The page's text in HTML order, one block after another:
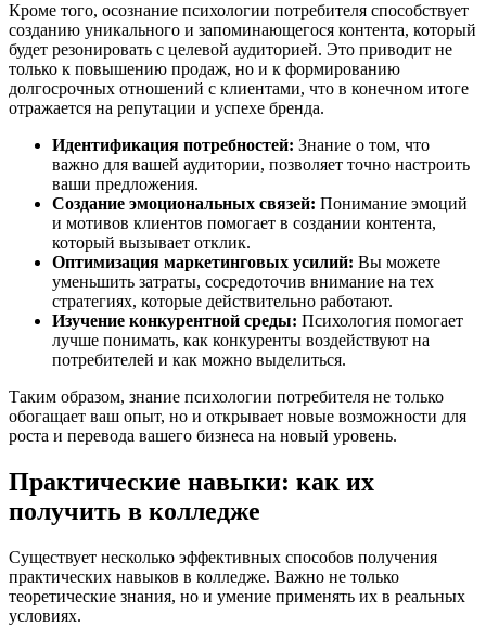
Кроме того, осознание психологии потребителя способствует
созданию уникального и запоминающегося контента, который
будет резонировать с целевой аудиторией. Это приводит не
только к повышению продаж, но и к формированию
долгосрочных отношений с клиентами, что в конечном итоге
отражается на репутации и успехе бренда.
Идентификация потребностей: Знание о том, что
важно для вашей аудитории, позволяет точно настроить
ваши предложения.
Создание эмоциональных связей: Понимание эмоций
и мотивов клиентов помогает в создании контента,
который вызывает отклик.
Оптимизация маркетинговых усилий: Вы можете
уменьшить затраты, сосредоточив внимание на тех
стратегиях, которые действительно работают.
Изучение конкурентной среды: Психология помогает
лучше понимать, как конкуренты воздействуют на
потребителей и как можно выделиться.
Таким образом, знание психологии потребителя не только
обогащает ваш опыт, но и открывает новые возможности для
роста и перевода вашего бизнеса на новый уровень.
Практические навыки: как их
получить в колледже
Существует несколько эффективных способов получения
практических навыков в колледже. Важно не только
теоретические знания, но и умение применять их в реальных
условиях.